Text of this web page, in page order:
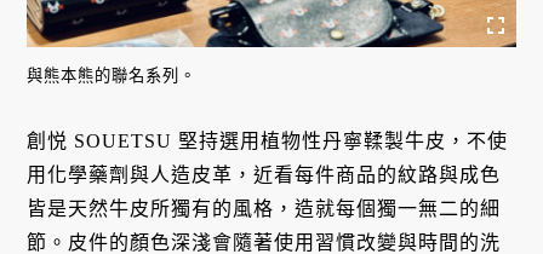
與熊本熊的聯名系列。
創悦 SOUETSU 堅持選用植物性丹寧鞣製牛皮，不使
用化學藥劑與人造皮革，近看每件商品的紋路與成色
皆是天然牛皮所獨有的風格，造就每個獨一無二的細
節。皮件的顏色深淺會隨著使用習慣改變與時間的洗